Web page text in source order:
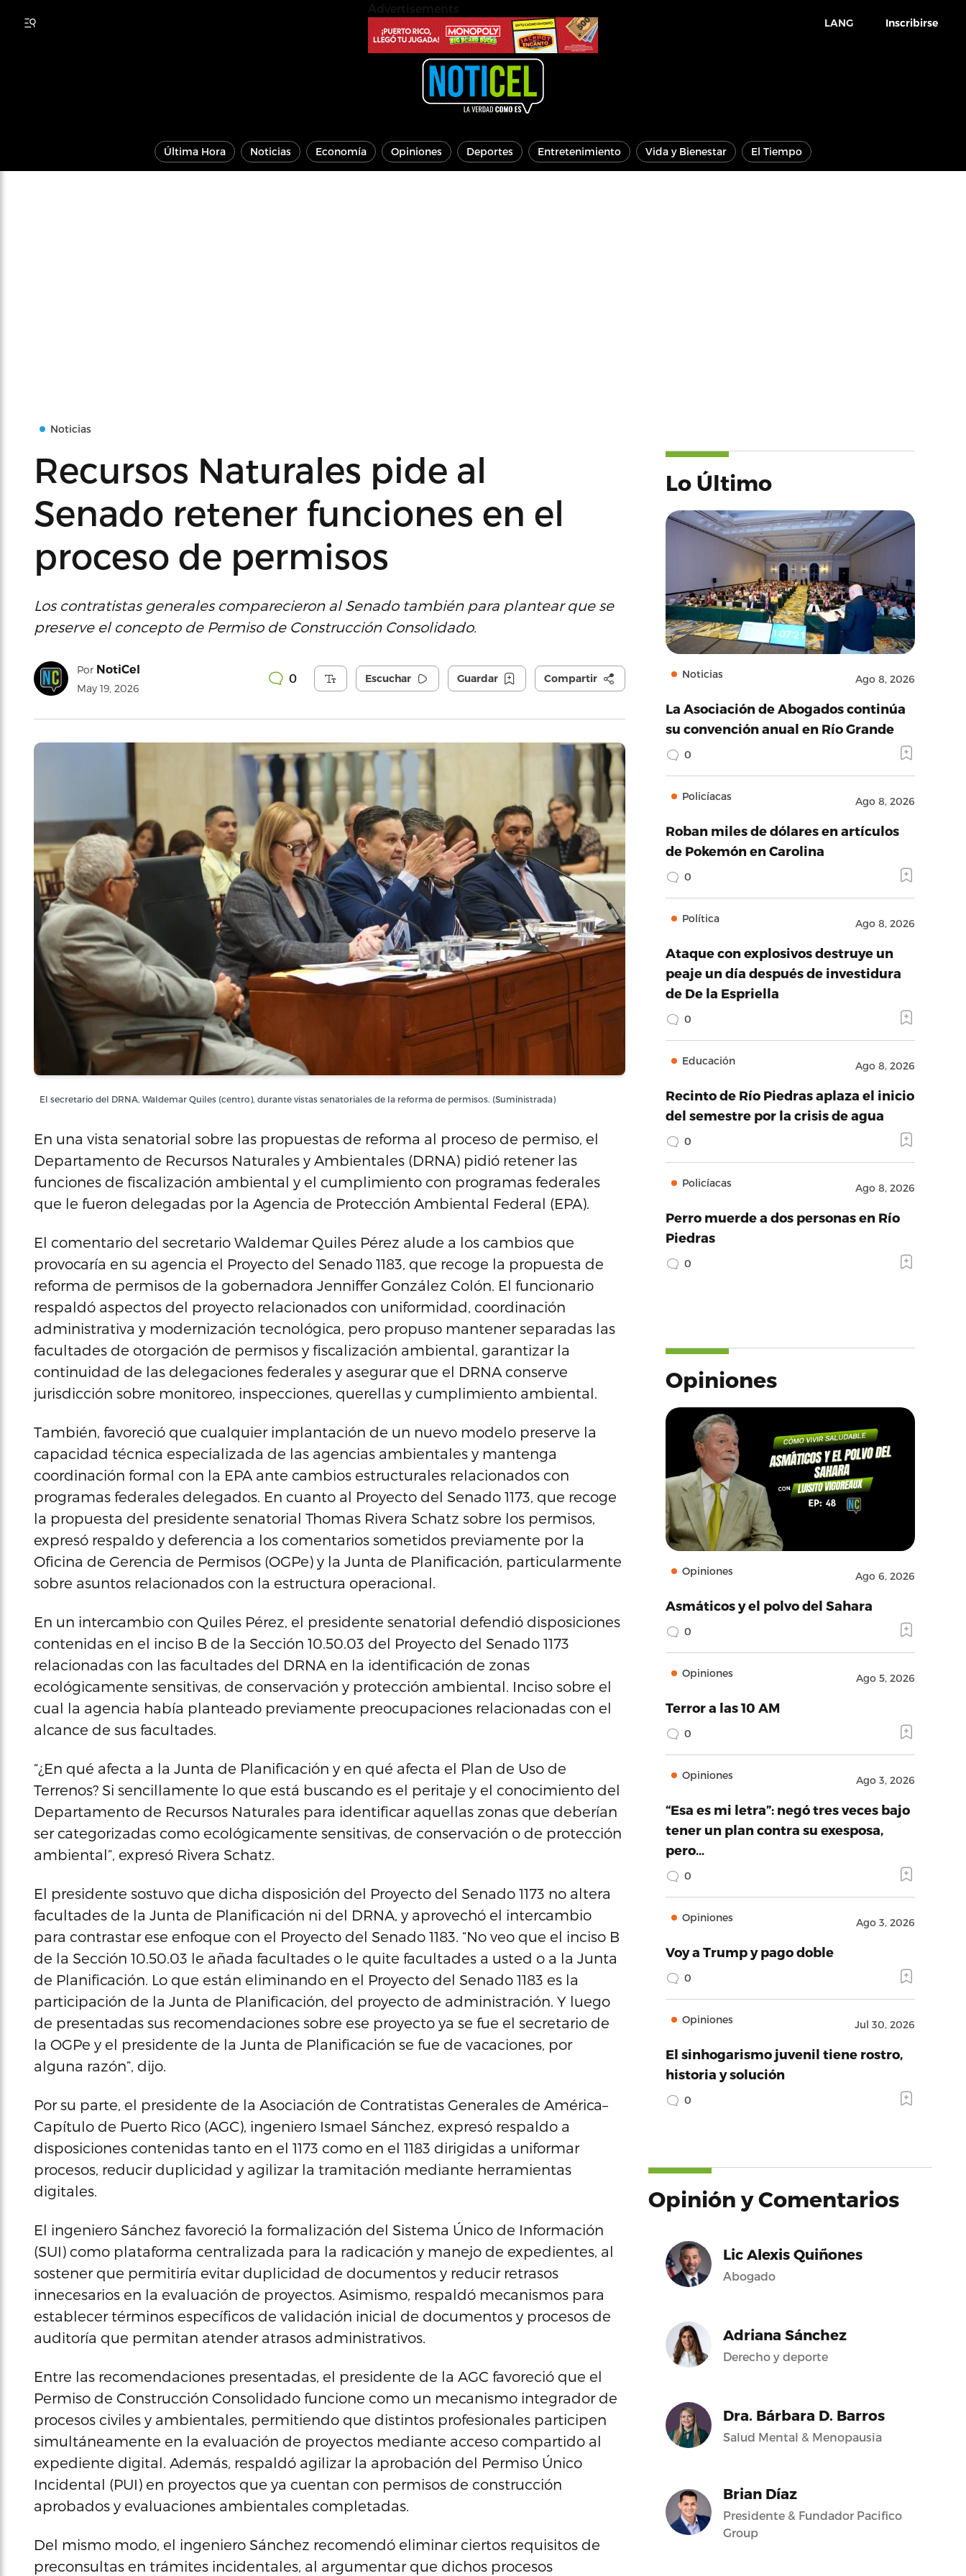
LANG Inscribirse
Última Hora Noticias Economía Opiniones Deportes Entretenimiento Vida y Bienestar El Tiempo
Noticias
Recursos Naturales pide al
Senado retener funciones en el
proceso de permisos
Los contratistas generales comparecieron al Senado también para plantear que se
preserve el concepto de Permiso de Construcción Consolidado.
Por NotiCel
May 19, 2026
0 Escuchar Guardar Compartir
El secretario del DRNA, Waldemar Quiles (centro), durante vistas senatoriales de la reforma de permisos. (Suministrada)
En una vista senatorial sobre las propuestas de reforma al proceso de permiso, el
Departamento de Recursos Naturales y Ambientales (DRNA) pidió retener las
funciones de fiscalización ambiental y el cumplimiento con programas federales
que le fueron delegadas por la Agencia de Protección Ambiental Federal (EPA).
El comentario del secretario Waldemar Quiles Pérez alude a los cambios que
provocaría en su agencia el Proyecto del Senado 1183, que recoge la propuesta de
reforma de permisos de la gobernadora Jenniffer González Colón. El funcionario
respaldó aspectos del proyecto relacionados con uniformidad, coordinación
administrativa y modernización tecnológica, pero propuso mantener separadas las
facultades de otorgación de permisos y fiscalización ambiental, garantizar la
continuidad de las delegaciones federales y asegurar que el DRNA conserve
jurisdicción sobre monitoreo, inspecciones, querellas y cumplimiento ambiental.
También, favoreció que cualquier implantación de un nuevo modelo preserve la
capacidad técnica especializada de las agencias ambientales y mantenga
coordinación formal con la EPA ante cambios estructurales relacionados con
programas federales delegados. En cuanto al Proyecto del Senado 1173, que recoge
la propuesta del presidente senatorial Thomas Rivera Schatz sobre los permisos,
expresó respaldo y deferencia a los comentarios sometidos previamente por la
Oficina de Gerencia de Permisos (OGPe) y la Junta de Planificación, particularmente
sobre asuntos relacionados con la estructura operacional.
En un intercambio con Quiles Pérez, el presidente senatorial defendió disposiciones
contenidas en el inciso B de la Sección 10.50.03 del Proyecto del Senado 1173
relacionadas con las facultades del DRNA en la identificación de zonas
ecológicamente sensitivas, de conservación y protección ambiental. Inciso sobre el
cual la agencia había planteado previamente preocupaciones relacionadas con el
alcance de sus facultades.
“¿En qué afecta a la Junta de Planificación y en qué afecta el Plan de Uso de
Terrenos? Si sencillamente lo que está buscando es el peritaje y el conocimiento del
Departamento de Recursos Naturales para identificar aquellas zonas que deberían
ser categorizadas como ecológicamente sensitivas, de conservación o de protección
ambiental”, expresó Rivera Schatz.
El presidente sostuvo que dicha disposición del Proyecto del Senado 1173 no altera
facultades de la Junta de Planificación ni del DRNA, y aprovechó el intercambio
para contrastar ese enfoque con el Proyecto del Senado 1183. “No veo que el inciso B
de la Sección 10.50.03 le añada facultades o le quite facultades a usted o a la Junta
de Planificación. Lo que están eliminando en el Proyecto del Senado 1183 es la
participación de la Junta de Planificación, del proyecto de administración. Y luego
de presentadas sus recomendaciones sobre ese proyecto ya se fue el secretario de
la OGPe y el presidente de la Junta de Planificación se fue de vacaciones, por
alguna razón”, dijo.
Por su parte, el presidente de la Asociación de Contratistas Generales de América–
Capítulo de Puerto Rico (AGC), ingeniero Ismael Sánchez, expresó respaldo a
disposiciones contenidas tanto en el 1173 como en el 1183 dirigidas a uniformar
procesos, reducir duplicidad y agilizar la tramitación mediante herramientas
digitales.
El ingeniero Sánchez favoreció la formalización del Sistema Único de Información
(SUI) como plataforma centralizada para la radicación y manejo de expedientes, al
sostener que permitiría evitar duplicidad de documentos y reducir retrasos
innecesarios en la evaluación de proyectos. Asimismo, respaldó mecanismos para
establecer términos específicos de validación inicial de documentos y procesos de
auditoría que permitan atender atrasos administrativos.
Entre las recomendaciones presentadas, el presidente de la AGC favoreció que el
Permiso de Construcción Consolidado funcione como un mecanismo integrador de
procesos civiles y ambientales, permitiendo que distintos profesionales participen
simultáneamente en la evaluación de proyectos mediante acceso compartido al
expediente digital. Además, respaldó agilizar la aprobación del Permiso Único
Incidental (PUI) en proyectos que ya cuentan con permisos de construcción
aprobados y evaluaciones ambientales completadas.
Del mismo modo, el ingeniero Sánchez recomendó eliminar ciertos requisitos de
preconsultas en trámites incidentales, al argumentar que dichos procesos
Lo Último
Noticias Ago 8, 2026
La Asociación de Abogados continúa
su convención anual en Río Grande
0
Policíacas Ago 8, 2026
Roban miles de dólares en artículos
de Pokemón en Carolina
0
Política Ago 8, 2026
Ataque con explosivos destruye un
peaje un día después de investidura
de De la Espriella
0
Educación Ago 8, 2026
Recinto de Río Piedras aplaza el inicio
del semestre por la crisis de agua
0
Policíacas Ago 8, 2026
Perro muerde a dos personas en Río
Piedras
0
Opiniones
Opiniones Ago 6, 2026
Asmáticos y el polvo del Sahara
0
Opiniones Ago 5, 2026
Terror a las 10 AM
0
Opiniones Ago 3, 2026
“Esa es mi letra”: negó tres veces bajo
tener un plan contra su exesposa,
pero…
0
Opiniones Ago 3, 2026
Voy a Trump y pago doble
0
Opiniones Jul 30, 2026
El sinhogarismo juvenil tiene rostro,
historia y solución
0
Opinión y Comentarios
Lic Alexis Quiñones
Abogado
Adriana Sánchez
Derecho y deporte
Dra. Bárbara D. Barros
Salud Mental & Menopausia
Brian Díaz
Presidente & Fundador Pacifico
Group